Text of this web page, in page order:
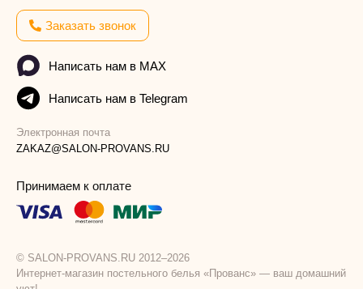
Заказать звонок
Написать нам в MAX
Написать нам в Telegram
Электронная почта
ZAKAZ@SALON-PROVANS.RU
Принимаем к оплате
© SALON-PROVANS.RU 2012–2026
Интернет-магазин постельного белья «Прованс» — ваш домашний